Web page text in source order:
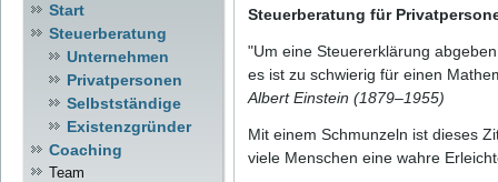
Start
Steuerberatung
Unternehmen
Privatpersonen
Selbstständige
Existenzgründer
Coaching
Team
Steuerberatung für
"Um eine Steuererklärung
es ist zu schwierig für einen
Albert Einstein (1879–1955)
Mit einem Schmunzeln ist dieses
viele Menschen eine wahre